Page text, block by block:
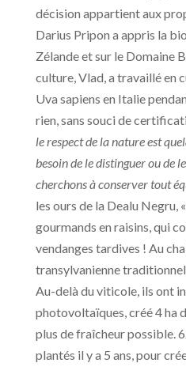
décision appartient aux
Darius Pripon a appris la
Zélande et sur le Domaine
culture, Vlad, a travaillé en
Uva sapiens en Italie
rien, sans souci de
le respect de la nature est
besoin de le distinguer ou de
cherchons à conserver tout
les ours de la Dealu Negru,
gourmands en raisins, qui
vendanges tardives ! Au
transylvanienne
Au-delà du viticole, ils ont
photovoltaïques, créé 4 ha
plus de fraîcheur possible.
plantés il y a 5 ans, pour